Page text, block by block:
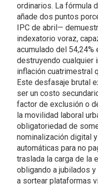
ordinarios. La fórmula
añade dos puntos
IPC de abril—
indexatorio voraz,
acumulado del
destruyendo cualquier
inflación cuatrimestral
Este desfasaje brutal
ser un costo
factor de exclusión o
la movilidad laboral
obligatoriedad de
nominalización digital
automáticas para no
traslada la carga de la
obligando a jubilados
a sortear plataformas